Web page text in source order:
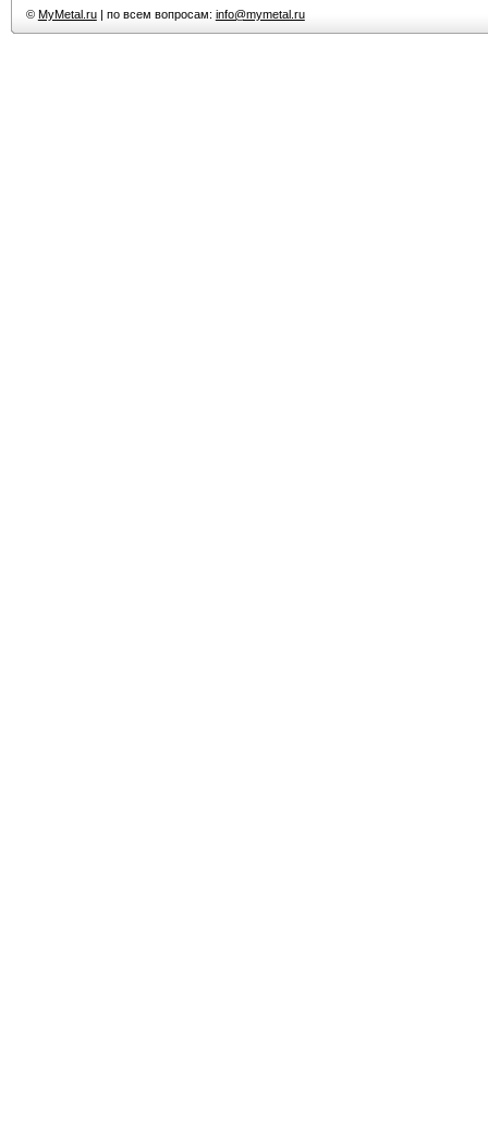
© MyMetal.ru| по всем вопросам: info@mymetal.ru